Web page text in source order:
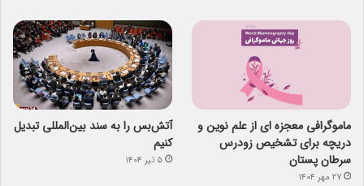
ماموگرافی معجزه ای از علم نوین و
دریچه برای تشخیص زودرس
سرطان پستان
۲۷ مهر ۱۴۰۴
آتش‌بس را به سند بین‌المللی تبدیل
کنیم
۵ تیر ۱۴۰۴